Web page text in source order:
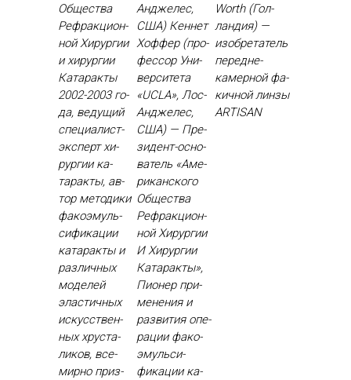
Об­щес­тва
Реф­ракци­он­
ной Хи­рур­гии
и хи­рур­гии
Ка­тарак­ты
2002-2003 го­
да, ве­дущий
спе­ци­алист-
эк­сперт хи­
рур­гии ка­
тарак­ты, ав­
тор ме­тоди­ки
фа­ко­эмуль­
си­фика­ции
ка­тарак­ты и
раз­личных
мо­делей
элас­тичных
ис­кусс­твен­
ных хрус­та­
ликов, все­
мир­но приз­
Анджелес,
США) Кен­нет
Хоф­фер (про­
фес­сор Уни­
вер­си­тета
«UCLA», Лос-
Ан­дже­лес,
США) — Пре­
зидент-ос­но­
ватель «Аме­
рикан­ско­го
Об­щес­тва
Реф­ракци­он­
ной Хи­рур­гии
И Хи­рур­гии
Ка­тарак­ты»,
Пи­онер при­
мене­ния и
раз­ви­тия опе­
рации фа­ко­
эмуль­си­
фика­ции ка­
Worth (Гол­
ландия) —
изоб­ре­татель
пе­ред­не­
камер­ной фа­
кич­ной лин­зы
ARTISAN